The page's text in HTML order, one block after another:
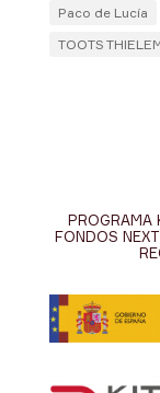
Paco de Lucía
TOOTS
PROGRAMA
FONDOS